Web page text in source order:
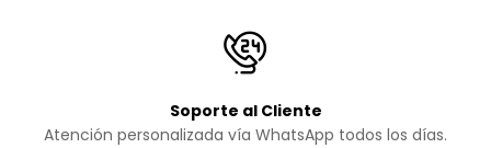
Soporte al Cliente
Atención personalizada vía WhatsApp todos los días.